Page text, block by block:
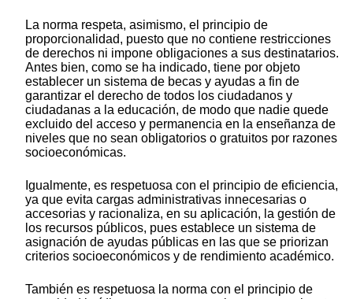
La norma respeta, asimismo, el principio de
proporcionalidad, puesto que no contiene restricciones
de derechos ni impone obligaciones a sus destinatarios.
Antes bien, como se ha indicado, tiene por objeto
establecer un sistema de becas y ayudas a fin de
garantizar el derecho de todos los ciudadanos y
ciudadanas a la educación, de modo que nadie quede
excluido del acceso y permanencia en la enseñanza de
niveles que no sean obligatorios o gratuitos por razones
socioeconómicas.
Igualmente, es respetuosa con el principio de eficiencia,
ya que evita cargas administrativas innecesarias o
accesorias y racionaliza, en su aplicación, la gestión de
los recursos públicos, pues establece un sistema de
asignación de ayudas públicas en las que se priorizan
criterios socioeconómicos y de rendimiento académico.
También es respetuosa la norma con el principio de